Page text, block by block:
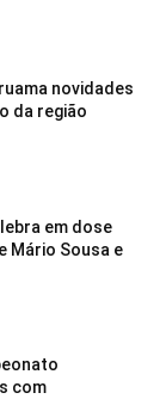
novidades
da região
em dose
Mário Sousa e
com